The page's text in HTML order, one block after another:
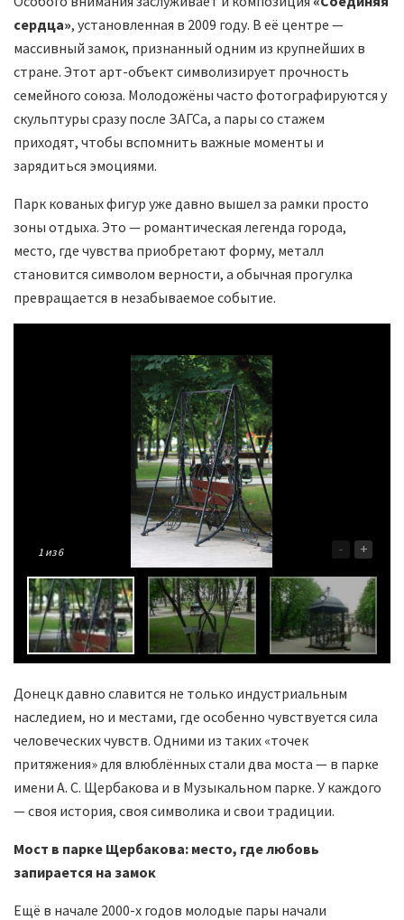
сердца», установленная в 2009 году. В её центре —
массивный замок, признанный одним из крупнейших в
стране. Этот арт-объект символизирует прочность
семейного союза. Молодожёны часто фотографируются у
скульптуры сразу после ЗАГСа, а пары со стажем
приходят, чтобы вспомнить важные моменты и
зарядиться эмоциями.
Парк кованых фигур уже давно вышел за рамки просто
зоны отдыха. Это — романтическая легенда города,
место, где чувства приобретают форму, металл
становится символом верности, а обычная прогулка
превращается в незабываемое событие.
1 из 6 - +
Донецк давно славится не только индустриальным
наследием, но и местами, где особенно чувствуется сила
человеческих чувств. Одними из таких «точек
притяжения» для влюблённых стали два моста — в парке
имени А. С. Щербакова и в Музыкальном парке. У каждого
— своя история, своя символика и свои традиции.
Мост в парке Щербакова: место, где любовь
запирается на замок
Ещё в начале 2000-х годов молодые пары начали